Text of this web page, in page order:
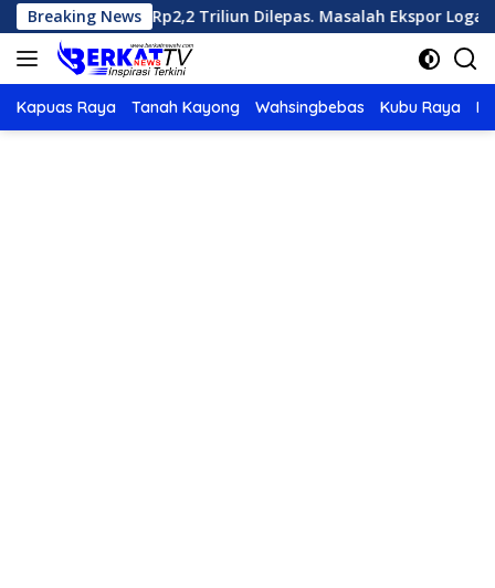
Langsung
ke
konten
Breaking News
Rp2,2 Triliun Dilepas. Masalah Ekspor Logam Tanah
Kapuas Raya Tanah Kayong Wahsingbebas Kubu Raya